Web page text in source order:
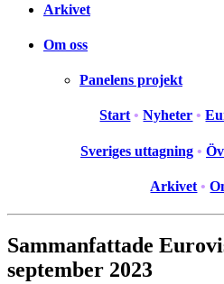
Arkivet
Om oss
Panelens projekt
Start • Nyheter •
Sveriges uttagning •
Arkivet •
Sammanfattade
september 2023